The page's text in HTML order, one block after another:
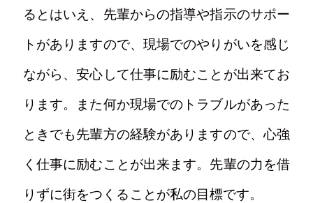
るとはいえ、先輩からの指導や指示のサポー
トがありますので、現場でのやりがいを感じ
ながら、安心して仕事に励むことが出来てお
ります。また何か現場でのトラブルがあった
ときでも先輩方の経験がありますので、心強
く仕事に励むことが出来ます。先輩の力を借
りずに街をつくることが私の目標です。